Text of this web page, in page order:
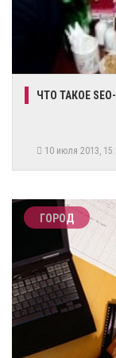
ЧТО ТАКОЕ
10 июля 2013,
ГОРОД